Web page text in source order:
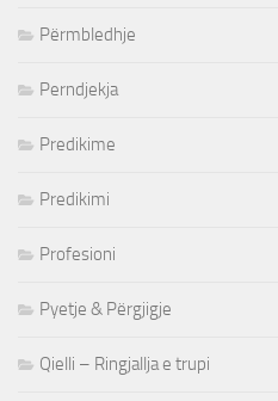
Përmbledhje
Perndjekja
Predikime
Predikimi
Profesioni
Pyetje & Përgjigje
Qielli – Ringjallja e trupi